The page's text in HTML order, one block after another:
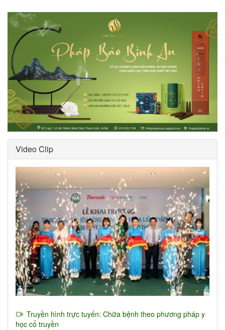
Video Clip
Truyền hình trực tuyến: Chữa bệnh theo phương pháp y
học cổ truyền